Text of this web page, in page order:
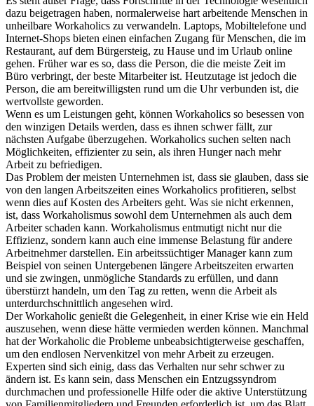
dazu beigetragen haben, normalerweise hart arbeitende Menschen in
unheilbare Workaholics zu verwandeln. Laptops, Mobiltelefone und
Internet-Shops bieten einen einfachen Zugang für Menschen, die im
Restaurant, auf dem Bürgersteig, zu Hause und im Urlaub online
gehen. Früher war es so, dass die Person, die die meiste Zeit im
Büro verbringt, der beste Mitarbeiter ist. Heutzutage ist jedoch die
Person, die am bereitwilligsten rund um die Uhr verbunden ist, die
wertvollste geworden.
Wenn es um Leistungen geht, können Workaholics so besessen von
den winzigen Details werden, dass es ihnen schwer fällt, zur
nächsten Aufgabe überzugehen. Workaholics suchen selten nach
Möglichkeiten, effizienter zu sein, als ihren Hunger nach mehr
Arbeit zu befriedigen.
Das Problem der meisten Unternehmen ist, dass sie glauben, dass sie
von den langen Arbeitszeiten eines Workaholics profitieren, selbst
wenn dies auf Kosten des Arbeiters geht. Was sie nicht erkennen,
ist, dass Workaholismus sowohl dem Unternehmen als auch dem
Arbeiter schaden kann. Workaholismus entmutigt nicht nur die
Effizienz, sondern kann auch eine immense Belastung für andere
Arbeitnehmer darstellen. Ein arbeitssüchtiger Manager kann zum
Beispiel von seinen Untergebenen längere Arbeitszeiten erwarten
und sie zwingen, unmögliche Standards zu erfüllen, und dann
überstürzt handeln, um den Tag zu retten, wenn die Arbeit als
unterdurchschnittlich angesehen wird.
Der Workaholic genießt die Gelegenheit, in einer Krise wie ein Held
auszusehen, wenn diese hätte vermieden werden können. Manchmal
hat der Workaholic die Probleme unbeabsichtigterweise geschaffen,
um den endlosen Nervenkitzel von mehr Arbeit zu erzeugen.
Experten sind sich einig, dass das Verhalten nur sehr schwer zu
ändern ist. Es kann sein, dass Menschen ein Entzugssyndrom
durchmachen und professionelle Hilfe oder die aktive Unterstützung